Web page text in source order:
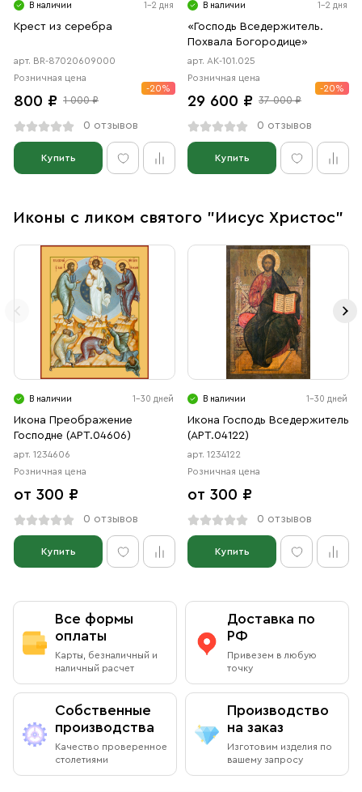
В наличии 1-2 дня
Крест из серебра
арт. BR-87020609000
Розничная цена
800 ₽ 1 000 ₽
-20%
0 отзывов
Купить
В наличии 1-2 дня
«Господь Вседержитель.
Похвала Богородице»
арт. АК-101.025
Розничная цена
29 600 ₽ 37 000 ₽
-20%
0 отзывов
Купить
Иконы с ликом святого "Иисус Христос"
В наличии 1-30 дней
Икона Преображение
Господне (АРТ.04606)
арт. 1234606
Розничная цена
от 300 ₽
0 отзывов
Купить
В наличии 1-30 дней
Икона Господь Вседержитель
(АРТ.04122)
арт. 1234122
Розничная цена
от 300 ₽
0 отзывов
Купить
Все формы
оплаты
Карты, безналичный и
наличный расчет
Доставка по
РФ
Привезем в любую
точку
Собственные
производства
Качество проверенное
столетиями
Производство
на заказ
Изготовим изделия по
вашему запросу